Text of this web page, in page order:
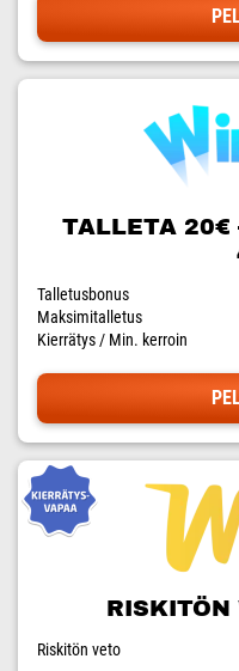
TALLETA 20€
Talletusbonus
Maksimitalletus
Kierrätys / Min. kerroin
RISKITÖN
Riskitön veto